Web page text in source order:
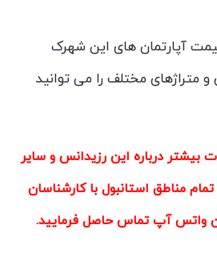
آپارتمان های این شهرک
متراژهای مختلف را می توانید
بیشتر درباره این رزیدانس و سایر
مناطق استانبول با کارشناسان
واتس آپ تماس حاصل فرمایید.